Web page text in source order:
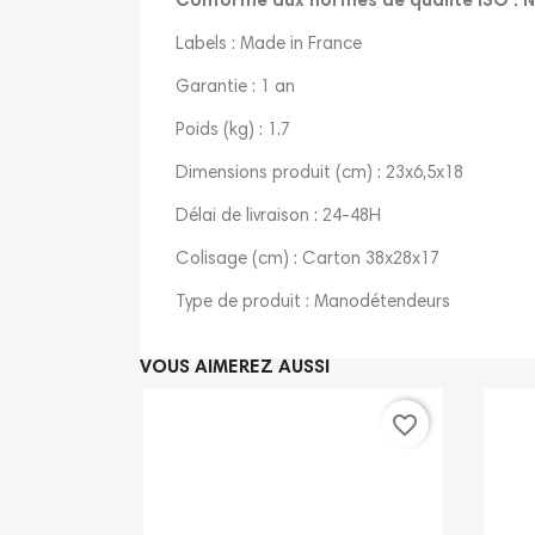
Labels : Made in France
Garantie : 1 an
Poids (kg) : 1.7
Dimensions produit (cm) : 23x6,5x18
Délai de livraison : 24-48H
Colisage (cm) : Carton 38x28x17
Type de produit : Manodétendeurs
VOUS AIMEREZ AUSSI
favorite_border